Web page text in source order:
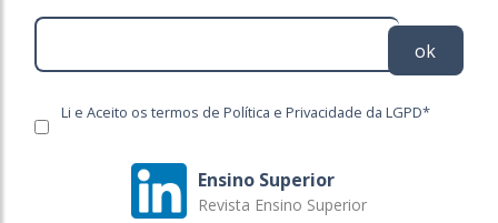
ok
Li e Aceito os termos de Política e Privacidade da LGPD*
Ensino Superior
Revista Ensino Superior